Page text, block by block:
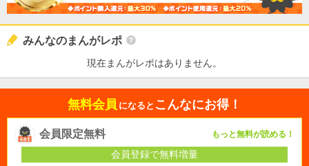
みんなのまんがレポ
現在まんがレポはありません。
無料会員 になると こんなにお得！
会員限定無料 もっと無料が読める！
会員登録で無料増量